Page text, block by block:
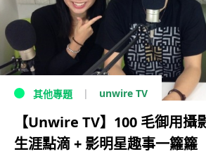
其他專題 unwire TV
【Unwire TV】100 毛御用攝
生涯點滴 + 影明星趣事一籮籮